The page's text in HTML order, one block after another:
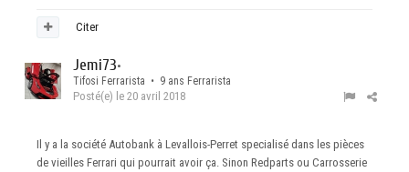
Citer
Jemi73•
Tifosi Ferrarista • 9 ans Ferrarista
Posté(e) le 20 avril 2018
Il y a la société Autobank à Levallois-Perret specialisé dans les pièces
de vieilles Ferrari qui pourrait avoir ça. Sinon Redparts ou Carrosserie